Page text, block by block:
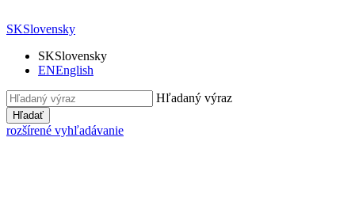
SKSlovensky
SKSlovensky
ENEnglish
Hľadaný výraz
Hľadať
rozšírené vyhľadávanie